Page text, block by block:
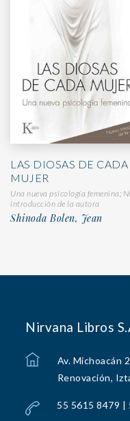
LAS DIOSAS DE CADA
MUJER
Una nueva psicología femenina;
introducción de la autora
Shinoda Bolen, Jean
Nirvana Libros
Av. Michoacán
Renovación,
55 5615 8479 |